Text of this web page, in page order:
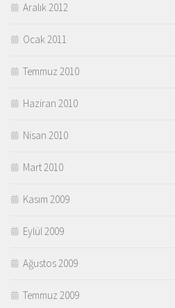
Aralık 2012
Ocak 2011
Temmuz 2010
Haziran 2010
Nisan 2010
Mart 2010
Kasım 2009
Eylül 2009
Ağustos 2009
Temmuz 2009